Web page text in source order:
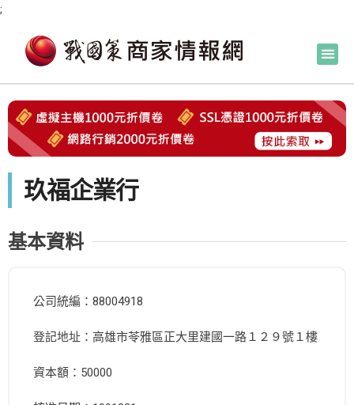
;
玖福企業行
基本資料
公司統編：88004918
登記地址：高雄市苓雅區正大里建國一路１２９號１樓
資本額：50000